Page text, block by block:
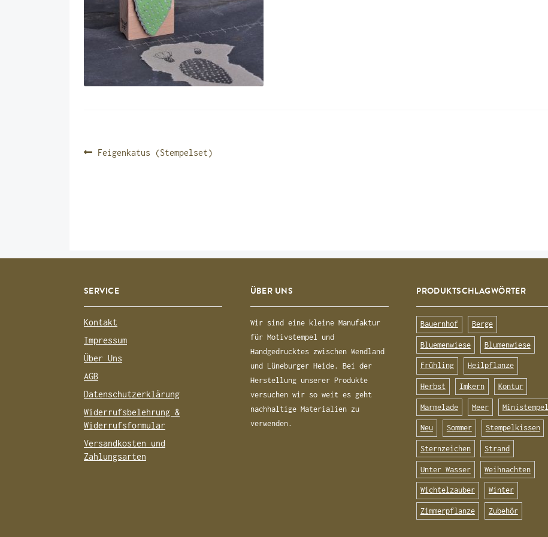
BEITRAGSNAVIGATION
Vorheriger
Feigenkatus (Stempelset)
SERVICE
Kontakt
Impressum
Über Uns
AGB
Datenschutzerklärung
Widerrufsbelehrung &
Widerrufsformular
Versandkosten und
Zahlungsarten
ÜBER UNS
Wir sind eine kleine Manufaktur
für Motivstempel und
Handgedrucktes zwischen Wendland
und Lüneburger Heide. Bei der
Herstellung unserer Produkte
versuchen wir so weit es geht
nachhaltige Materialien zu
verwenden.
PRODUKTSCHLAGWÖRTER
Bauernhof Berge
Bluemenwiese Blumenwiese
Frühling Heilpflanze
Herbst Imkern Kontur
Marmelade Meer Ministempel
Neu Sommer Stempelkissen
Sternzeichen Strand
Unter Wasser Weihnachten
Wichtelzauber Winter
Zimmerpflanze Zubehör